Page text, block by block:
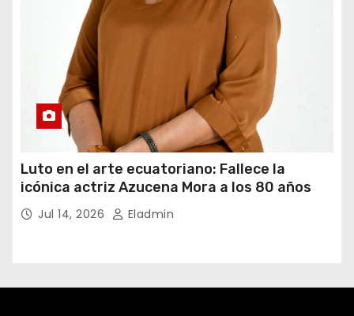
Luto en el arte ecuatoriano: Fallece la
icónica actriz Azucena Mora a los 80 años
Jul 14, 2026 Eladmin